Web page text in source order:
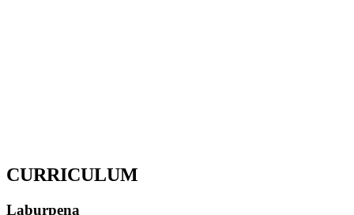
CURRICULUM
Laburpena